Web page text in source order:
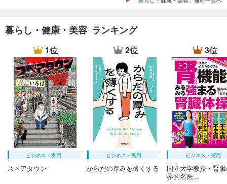
暮らし・健康・美容 ランキング
1位
ビジネス・実用
スペアタウン
2位
ビジネス・実用
からだの厚みを薄くする
3位
ビジネス・実用
国立大学教授・腎
界的名医...